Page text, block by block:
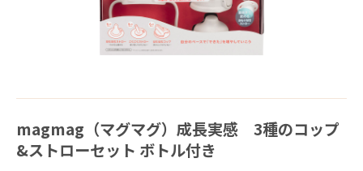
magmag（マグマグ）成長実感 3種のコップ
&ストローセット ボトル付き